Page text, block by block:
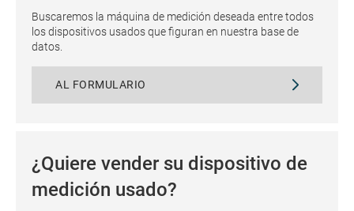
Buscaremos la máquina de medición deseada entre todos
los dispositivos usados que figuran en nuestra base de
datos.
AL FORMULARIO
¿Quiere vender su dispositivo de
medición usado?